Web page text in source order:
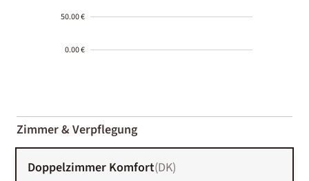
50.00 €
0.00 €
01-02
Zimmer & Verpflegung
Doppelzimmer Komfort(DK)